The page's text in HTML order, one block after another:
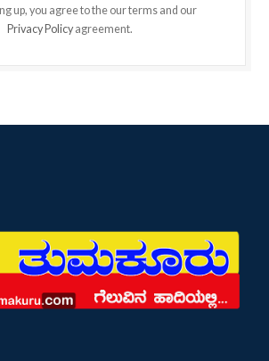
up, you agree to the our terms and our
Privacy Policy agreement.